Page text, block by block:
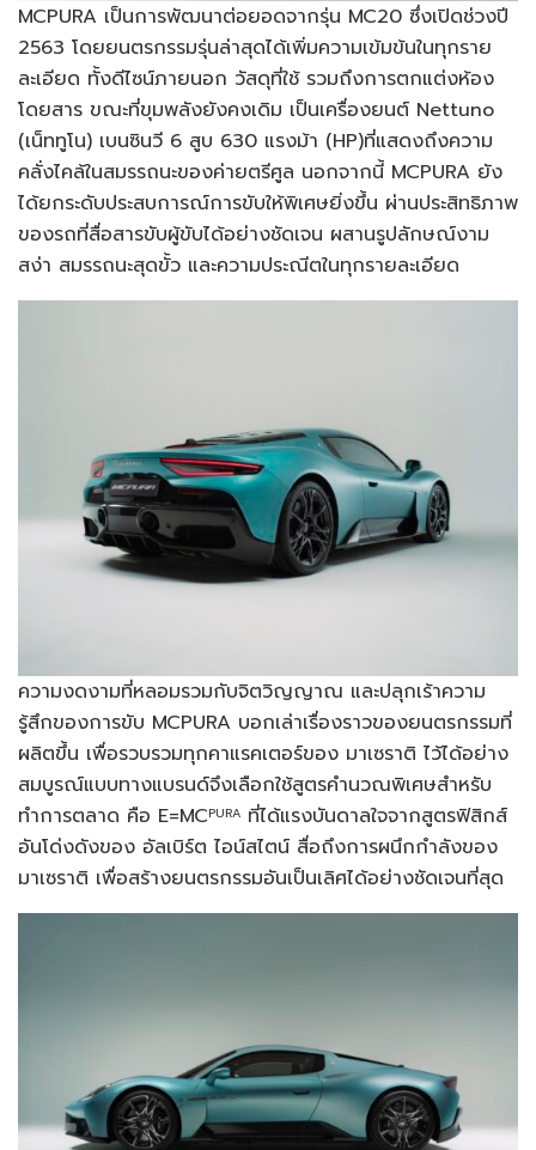
MCPURA เป็นการพัฒนาต่อยอดจากรุ่น MC20 ซึ่งเปิดช่วงปี
2563 โดยยนตรกรรมรุ่นล่าสุดได้เพิ่มความเข้มข้นในทุกราย
ละเอียด ทั้งดีไซน์ภายนอก วัสดุที่ใช้ รวมถึงการตกแต่งห้อง
โดยสาร ขณะที่ขุมพลังยังคงเดิม เป็นเครื่องยนต์ Nettuno
(เน็ททูโน) เบนซินวี 6 สูบ 630 แรงม้า (HP)ที่แสดงถึงความ
คลั่งไคล้ในสมรรถนะของค่ายตรีศูล นอกจากนี้ MCPURA ยัง
ได้ยกระดับประสบการณ์การขับให้พิเศษยิ่งขึ้น ผ่านประสิทธิภาพ
ของรถที่สื่อสารขับผู้ขับได้อย่างชัดเจน ผสานรูปลักษณ์งาม
สง่า สมรรถนะสุดขั้ว และความประณีตในทุกรายละเอียด
ความงดงามที่หลอมรวมกับจิตวิญญาณ และปลุกเร้าความ
รู้สึกของการขับ MCPURA บอกเล่าเรื่องราวของยนตรกรรมที่
ผลิตขึ้น เพื่อรวบรวมทุกคาแรคเตอร์ของ มาเซราติ ไว้ได้อย่าง
สมบูรณ์แบบทางแบรนด์จึงเลือกใช้สูตรคำนวณพิเศษสำหรับ
ทำการตลาด คือ E=MCPURA ที่ได้แรงบันดาลใจจากสูตรฟิสิกส์
อันโด่งดังของ อัลเบิร์ต ไอน์สไตน์ สื่อถึงการผนึกกำลังของ
มาเซราติ เพื่อสร้างยนตรกรรมอันเป็นเลิศได้อย่างชัดเจนที่สุด